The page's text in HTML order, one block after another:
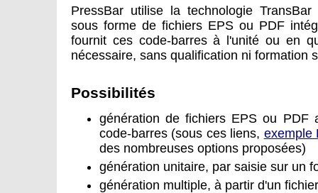
PressBar utilise la technologie
sous forme de fichiers EPS ou PDF
fournit ces code-barres à l'unité ou en
nécessaire, sans qualification ni formation
Possibilités
génération de fichiers EPS ou PDF
code-barres (sous ces liens, exemple
des nombreuses options proposées)
génération unitaire, par saisie sur un
génération multiple, à partir d'un